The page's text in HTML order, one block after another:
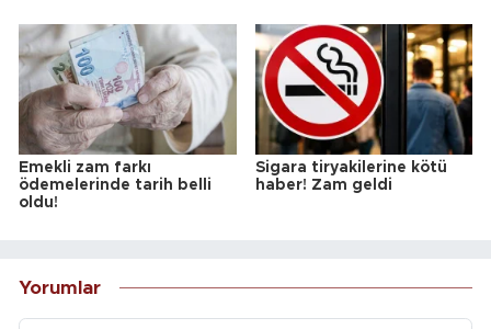
Emekli zam farkı
ödemelerinde tarih belli
oldu!
Sigara tiryakilerine kötü
haber! Zam geldi
Yorumlar